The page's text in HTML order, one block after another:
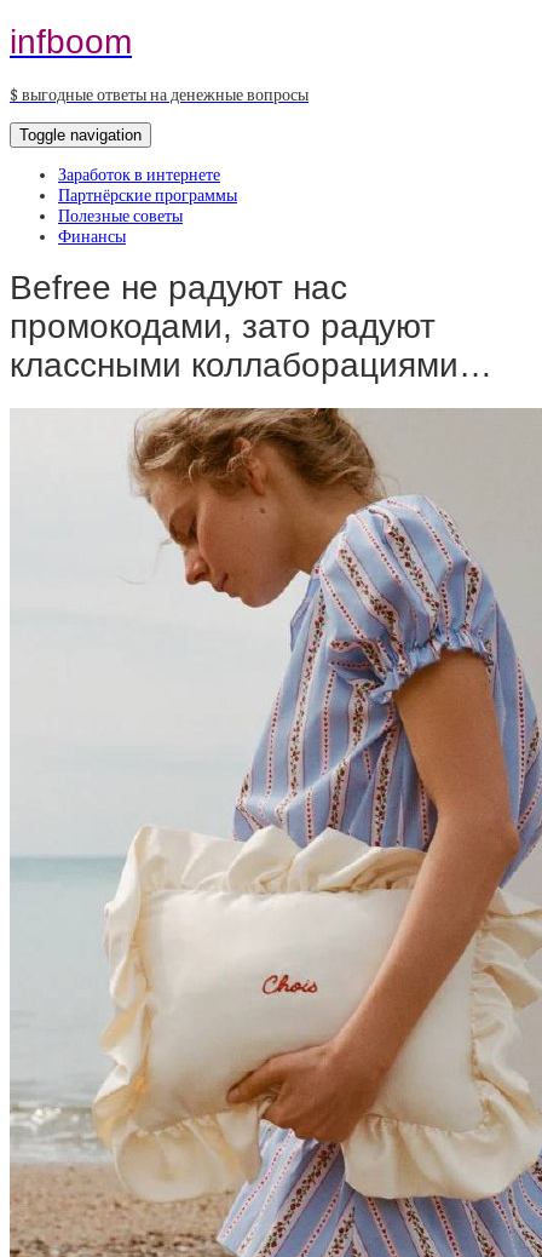
infboom
$ выгодные ответы на денежные вопросы
Toggle navigation
Заработок в интернете
Партнёрские программы
Полезные советы
Финансы
Befree не радуют нас
промокодами, зато радуют
классными коллаборациями…